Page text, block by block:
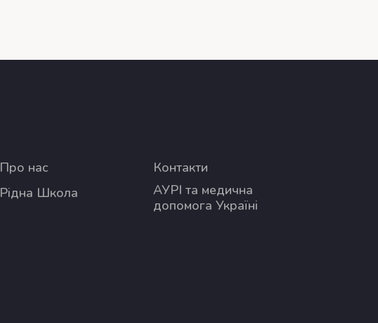
Про нас
Контакти
Рідна Школа
АУРІ та медична
допомога Україні